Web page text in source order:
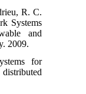
R. C.
Systems
and
2009.
for
distributed